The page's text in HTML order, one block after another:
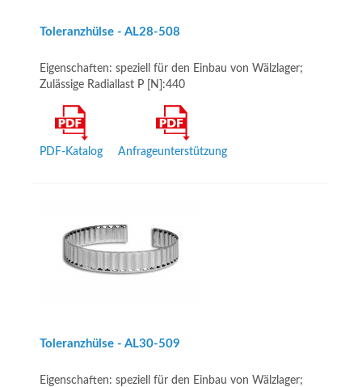
Toleranzhülse - AL28­-508
Eigenschaften: speziell für den Einbau von Wälzlager;
Zulässige Radiallast P [N]:440
PDF-Katalog Anfrageunterstützung
Toleranzhülse - AL30­-509
Eigenschaften: speziell für den Einbau von Wälzlager;